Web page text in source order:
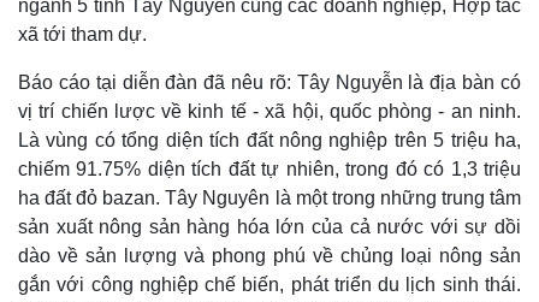
ngành 5 tỉnh Tây Nguyên cùng các doanh nghiệp, Hợp tác
xã tới tham dự.
Báo cáo tại diễn đàn đã nêu rõ: Tây Nguyễn là địa bàn có
vị trí chiến lược về kinh tế - xã hội, quốc phòng - an ninh.
Là vùng có tổng diện tích đất nông nghiệp trên 5 triệu ha,
chiếm 91.75% diện tích đất tự nhiên, trong đó có 1,3 triệu
ha đất đỏ bazan. Tây Nguyên là một trong những trung tâm
sản xuất nông sản hàng hóa lớn của cả nước với sự dồi
dào về sản lượng và phong phú về chủng loại nông sản
gắn với công nghiệp chế biến, phát triển du lịch sinh thái.